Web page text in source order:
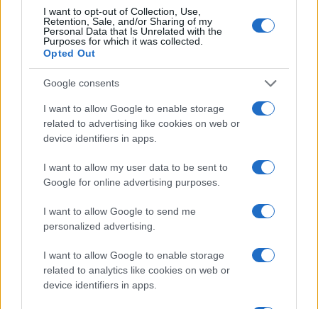
I want to opt-out of Collection, Use,
Retention, Sale, and/or Sharing of my
Personal Data that Is Unrelated with the
Purposes for which it was collected.
Opted Out
Google consents
I want to allow Google to enable storage
related to advertising like cookies on web or
device identifiers in apps.
I want to allow my user data to be sent to
Google for online advertising purposes.
I want to allow Google to send me
personalized advertising.
I want to allow Google to enable storage
related to analytics like cookies on web or
device identifiers in apps.
Le previsioni meteo per il weekend a Olbia e in
Gallura
Calangianus, dopo le polemiche il centro
esplode la protesta
Pausa caffè impeccabile: come scegliere la
soluzione ideale per la casa e l’ufficio